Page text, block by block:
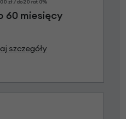
zł / do 20 rat 0%
60 miesięcy
szczegóły